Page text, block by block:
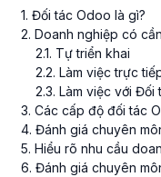
1. Đối tác Odoo là gì?
2. Doanh nghiệp có
2.1. Tự triển khai
2.2. Làm việc trực
2.3. Làm việc với Đối
3. Các cấp độ đối tác
4. Đánh giá chuyên
5. Hiểu rõ nhu cầu
6. Đánh giá chuyên